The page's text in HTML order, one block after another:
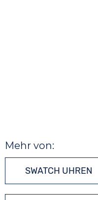
Mehr von:
SWATCH UHREN